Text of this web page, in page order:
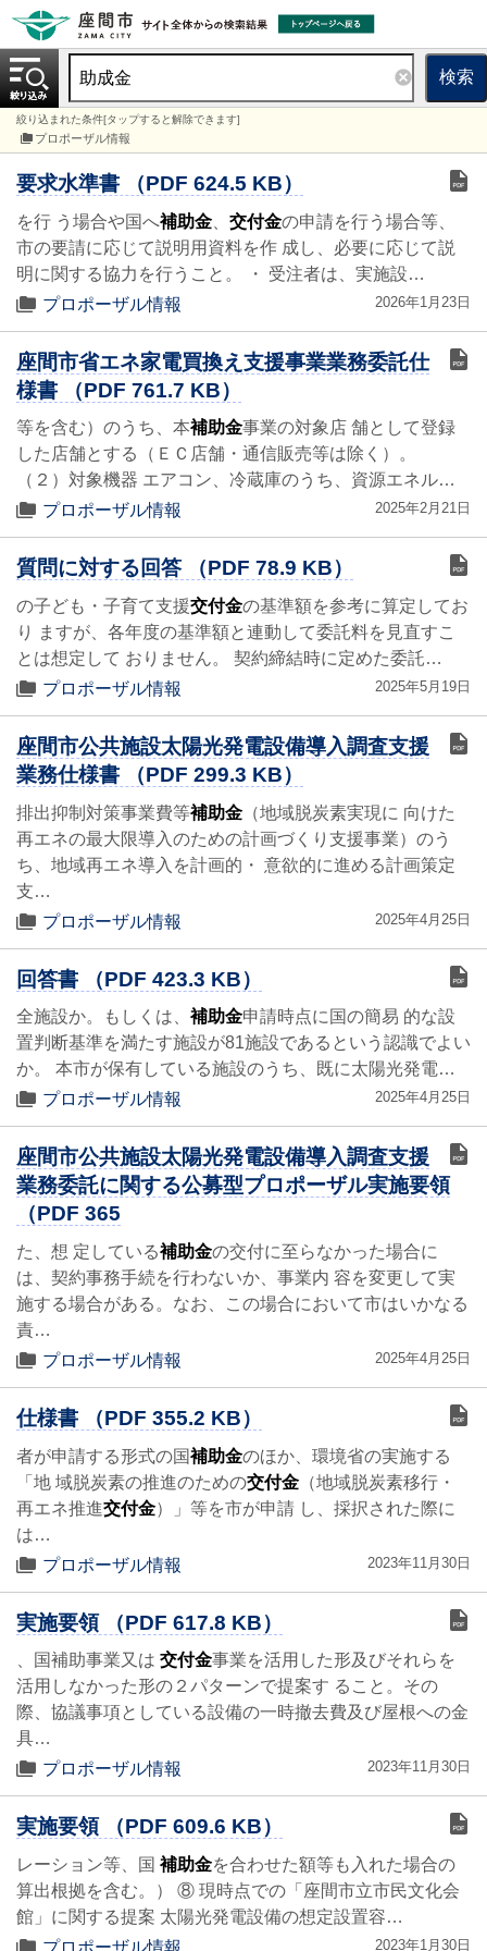
検索
絞り込まれた条件[タップすると解除できます]
プロポーザル情報
要求水準書 （PDF 624.5 KB）
を行 う場合や国へ補助金 交付金の申請を行う場合等、
市の要請に応じて説明用資料を作 成し、必要に応じて説
明に関する協力を行うこと。 ・ 受注者は、実施設…
プロポーザル情報
2026年1月23日
座間市省エネ家電買換え支援事業業務委託仕
様書 （PDF 761.7 KB）
等を含む）のうち、本補助金事業の対象店 舗として登録
した店舗とする（ＥＣ店舗・通信販売等は除く）。
（２）対象機器 エアコン、冷蔵庫のうち、資源エネル…
プロポーザル情報
2025年2月21日
質問に対する回答 （PDF 78.9 KB）
の子ども・子育て支援交付金の基準額を参考に算定してお
り ますが、各年度の基準額と連動して委託料を見直すこ
とは想定して おりません。 契約締結時に定めた委託…
プロポーザル情報
2025年5月19日
座間市公共施設太陽光発電設備導入調査支援
業務仕様書 （PDF 299.3 KB）
排出抑制対策事業費等補助金 （地域脱炭素実現に 向けた
再エネの最大限導入のための計画づくり支援事業）のう
ち、地域再エネ導入を計画的・ 意欲的に進める計画策定
支…
プロポーザル情報
2025年4月25日
回答書 （PDF 423.3 KB）
全施設か。もしくは、 補助金申請時点に国の簡易 的な設
置判断基準を満たす施設が81施設であるという認識でよい
か。 本市が保有している施設のうち、既に太陽光発電…
プロポーザル情報
2025年4月25日
座間市公共施設太陽光発電設備導入調査支援
業務委託に関する公募型プロポーザル実施要領
（PDF 365
た、想 定している補助金の交付に至らなかった場合に
は、契約事務手続を行わないか、事業内 容を変更して実
施する場合がある。なお、この場合において市はいかなる
責…
プロポーザル情報
2025年4月25日
仕様書 （PDF 355.2 KB）
者が申請する形式の国補助金のほか、環境省の実施する
「地 域脱炭素の推進のための交付金 （地域脱炭素移行・
再エネ推進交付金）」等を市が申請 し、採択された際に
は…
プロポーザル情報
2023年11月30日
実施要領 （PDF 617.8 KB）
、国補助事業又は 交付金事業を活用した形及びそれらを
活用しなかった形の２パターンで提案す ること。その
際、協議事項としている設備の一時撤去費及び屋根への金
具…
プロポーザル情報
2023年11月30日
実施要領 （PDF 609.6 KB）
レーション等、国 補助金を合わせた額等も入れた場合の
算出根拠を含む。） ⑧ 現時点での「座間市立市民文化会
館」に関する提案 太陽光発電設備の想定設置容…
プロポーザル情報
2023年1月30日